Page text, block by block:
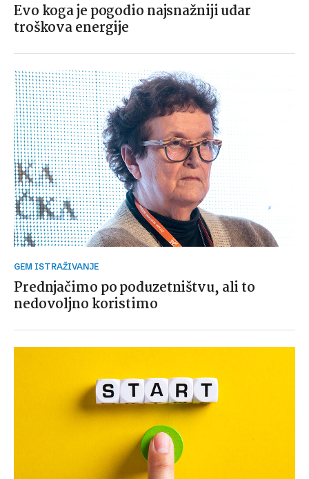
Evo koga je pogodio najsnažniji udar
troškova energije
GEM ISTRAŽIVANJE
Prednjačimo po poduzetništvu, ali to
nedovoljno koristimo